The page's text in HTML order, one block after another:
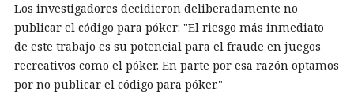
Los investigadores decidieron deliberadamente no
publicar el código para póker: "El riesgo más inmediato
de este trabajo es su potencial para el fraude en juegos
recreativos como el póker. En parte por esa razón optamos
por no publicar el código para póker."